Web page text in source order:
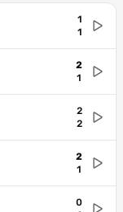
1
1
2
1
2
2
2
1
0